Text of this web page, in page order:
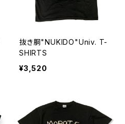
抜き胴"NUKIDO"Univ. T-
SHIRTS
¥3,520